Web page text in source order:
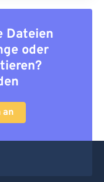
Dateien
oder
an